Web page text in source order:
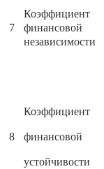
7
Коэффициент
финансовой
независимости
8
Коэффициент
финансовой
устойчивости